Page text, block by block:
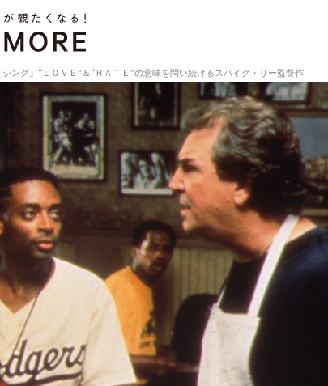
シング』“ＬＯＶＥ”＆“ＨＡＴＥ”の意味を問い続けるスパイク・リー監督作